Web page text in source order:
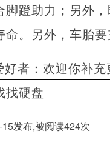
脚蹬助力；另外
。另外，车胎
者：欢迎你补
找硬盘
发布,被阅读424次